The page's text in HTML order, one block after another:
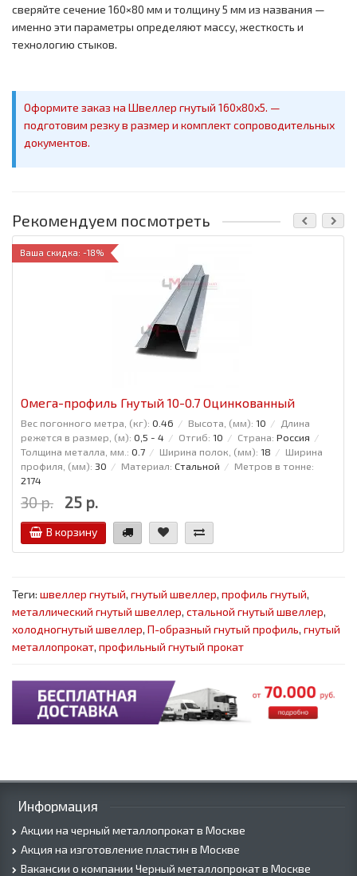
сверяйте сечение 160×80 мм и толщину 5 мм из названия —
именно эти параметры определяют массу, жесткость и
технологию стыков.
Оформите заказ на Швеллер гнутый 160x80x5. —
подготовим резку в размер и комплект сопроводительных
документов.
Рекомендуем посмотреть
Ваша скидка: -18%
Омега-профиль Гнутый 10-0.7 Оцинкованный
Вес погонного метра, (кг): 0.46 Высота, (мм): 10
Длина
режется в размер, (м): 0,5 - 4 Отгиб: 10 Страна: Россия
Толщина металла, мм.: 0.7 Ширина полок, (мм): 18
Ширина
профиля, (мм): 30 Материал: Стальной
Метров в тонне:
2174
30 р. 25 р.
В корзину
Теги: швеллер гнутый, гнутый швеллер, профиль гнутый,
металлический гнутый швеллер, стальной гнутый швеллер,
холодногнутый швеллер, П-образный гнутый профиль, гнутый
металлопрокат, профильный гнутый прокат
Информация
Акции на черный металлопрокат в Москве
Акция на изготовление пластин в Москве
Вакансии о компании Черный металлопрокат в Москве